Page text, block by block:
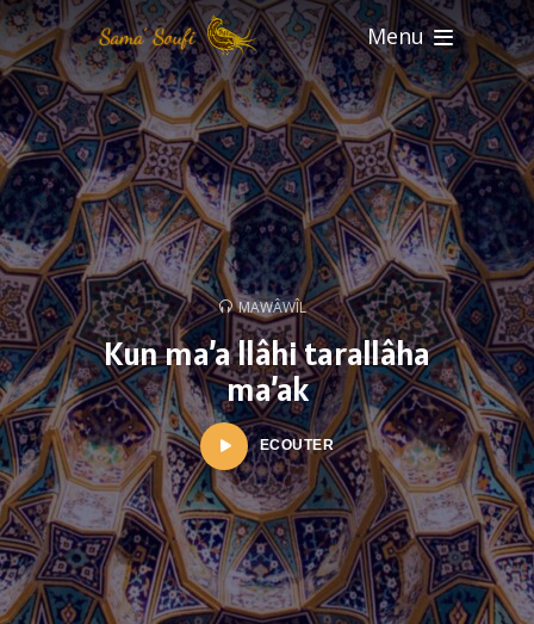
Menu
MAWÂWÎL
Kun ma’a llâhi tarallâha
ma’ak
ECOUTER